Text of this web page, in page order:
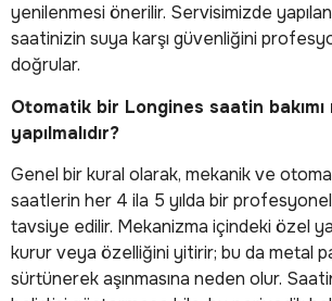
yenilenmesi önerilir. Servisimizde
saatinizin suya karşı güvenliğini
doğrular.
Otomatik bir Longines saatin bakımı
yapılmalıdır?
Genel bir kural olarak, mekanik ve
saatlerin her 4 ila 5 yılda bir profesyonel
tavsiye edilir. Mekanizma içindeki özel
kurur veya özelliğini yitirir; bu da metal
sürtünerek aşınmasına neden olur.